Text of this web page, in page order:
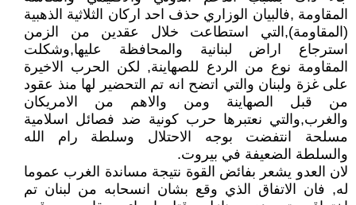
المقاومة ,فالبيان الوزاري حذف احد اركان الثلاثية الذهبية
(المقاومة),التي استطاعت خلال عقدين من الزمن
استرجاع اراض لبنانية والمحافظة عليها,وشكلت
المقاومة نوع من الردع للصهاينة, لكن الحرب الاخيرة
على غزة ولبنان والتي اتضح انه تم التحضير لها منذ عقود
من قبل الصهاينة ومن والاهم من الامريكان
والغرب,والتي نعتبرها حرب كونية ضد فصائل اسلامية
مسلحة انتفضت بوجه الاحتلال وسلطة رام الله
والسلطة الضعيفة في بيروت.
لان العدو يشعر بفائض القوة نتيجة مساندة الغرب عموما
له, فان الاتفاق الذي وقع بشان انسحابه من لبنان تم